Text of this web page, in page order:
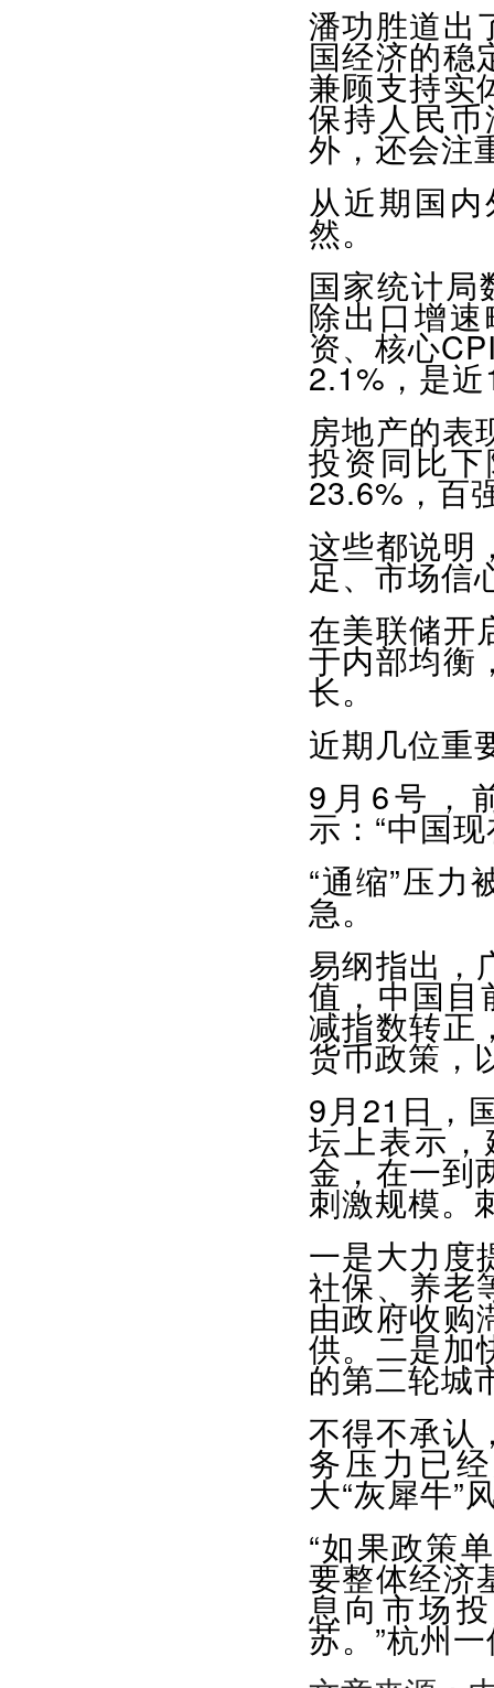
潘功胜道出
国经济的稳
兼顾支持实
保持人民
外，还会注
从近期国
然。
国家统计局
除出口增
资、核心
2.1%，是
房地产的表
投资同比
23.6%，百
这些都说明
足、市场信
在美联储开
于内部均衡
长。
近期几位重
9月6号，
示：“中国
“通缩”压力
急。
易纲指出，
值，中国目
减指数转正
货币政策，
9月21日，
坛上表示
金，在一到
刺激规模。
一是大力度
社保、养老
由政府收购
供。二是加
的第二轮城
不得不承认
务压力已
大“灰犀牛”
“如果政策
要整体经济
息向市场
苏。”杭州